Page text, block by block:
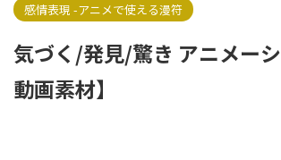
感情表現 -アニメで使える漫符
気づく/発見/驚き アニメー
動画素材】